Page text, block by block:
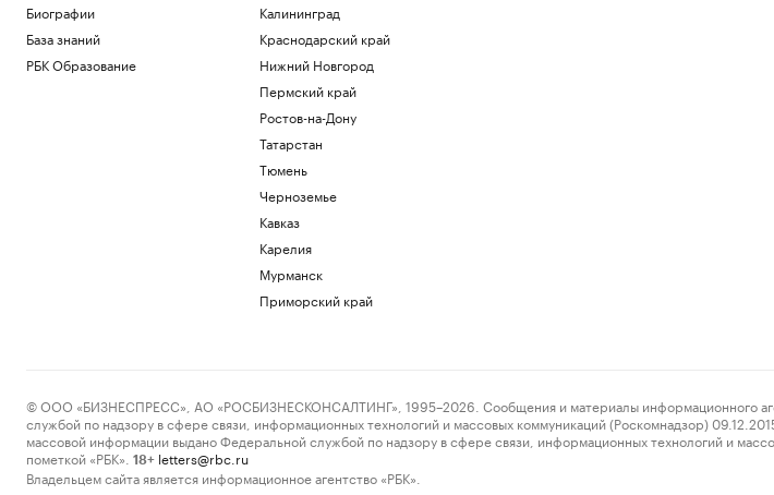
Власти заявили о «переломе
положения» из-за обстрелов трассы
«Новороссия»
Больше прогулок, свежего воздуха и
отдыха: квартиры рядом с парками
Биографии
База знаний
РБК Образование
Калининград
Краснодарский край
Нижний Новгород
Пермский край
Ростов-на-Дону
Татарстан
Тюмень
Черноземье
Кавказ
Карелия
Мурманск
Приморский край
© ООО «БИЗНЕСПРЕСС», АО «РОСБИЗНЕСКОНСАЛТИНГ», 1995–2026. Сообщения и материалы информационного
службой по надзору в сфере связи, информационных технологий и массовых коммуникаций (Роскомнадзор)
массовой информации выдано Федеральной службой по надзору в сфере связи, информационных технологий и
пометкой «РБК».
18+ letters@rbc.ru
Владельцем сайта является информационное агентство «РБК».